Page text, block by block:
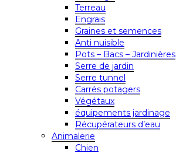
Terreau
Engrais
Graines et semences
Anti nuisible
Pots – Bacs – Jardinières
Serre de jardin
Serre tunnel
Carrés potagers
Végétaux
équipements jardinage
Récupérateurs d’eau
Animalerie
Chien